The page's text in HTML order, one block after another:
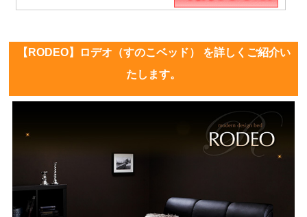
【RODEO】ロデオ（すのこベッド） を詳しくご紹介い
たします。